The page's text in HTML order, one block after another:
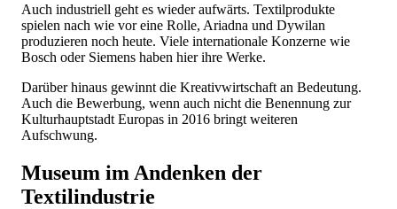
Auch industriell geht es wieder aufwärts. Textilprodukte
spielen nach wie vor eine Rolle, Ariadna und Dywilan
produzieren noch heute. Viele internationale Konzerne wie
Bosch oder Siemens haben hier ihre Werke.
Darüber hinaus gewinnt die Kreativwirtschaft an Bedeutung.
Auch die Bewerbung, wenn auch nicht die Benennung zur
Kulturhauptstadt Europas in 2016 bringt weiteren
Aufschwung.
Museum im Andenken der
Textilindustrie